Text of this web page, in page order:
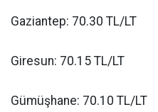
Gaziantep: 70.30 TL/LT
Giresun: 70.15 TL/LT
Gümüşhane: 70.10 TL/LT